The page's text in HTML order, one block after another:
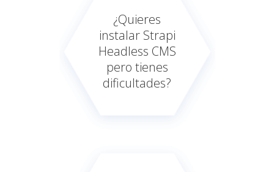
¿Quieres
instalar Strapi
Headless CMS
pero tienes
dificultades?